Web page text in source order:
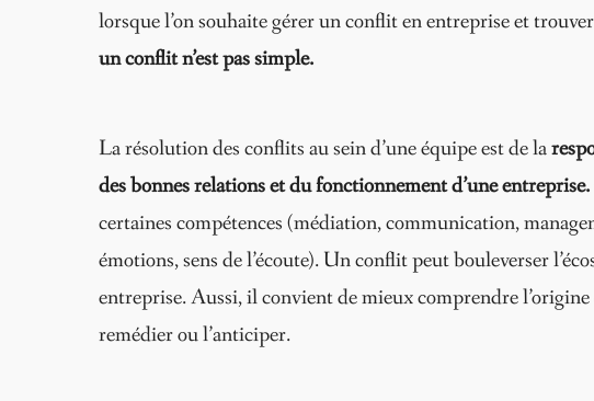
lorsque l’on souhaite gérer un conflit en entreprise et
un conflit n’est pas simple.
La résolution des conflits au sein d’une équipe est de la
des bonnes relations et du fonctionnement d’une entreprise.
certaines compétences (médiation, communication,
émotions, sens de l’écoute). Un conflit peut bouleverser
entreprise. Aussi, il convient de mieux comprendre
remédier ou l’anticiper.